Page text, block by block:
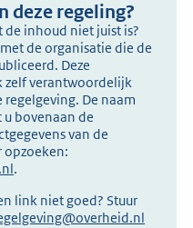
deze regeling?
de inhoud niet juist is?
de organisatie die de
Deze
zelf verantwoordelijk
De naam
u bovenaan de
van de
opzoeken:
.
link niet goed? Stuur